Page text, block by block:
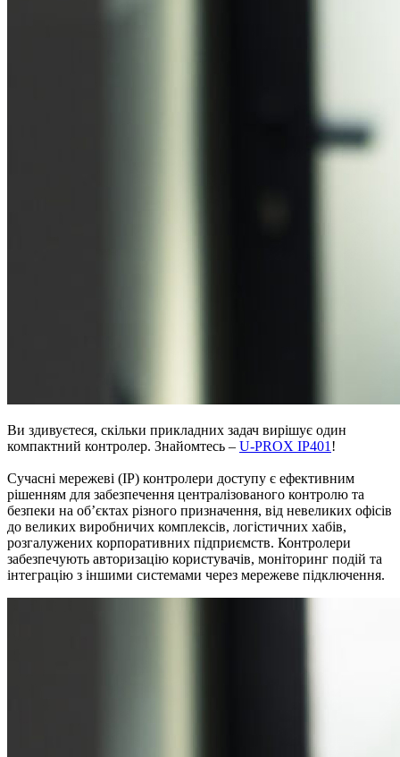
Ви здивуєтеся, скільки прикладних задач вирішує один
компактний контролер. Знайомтесь – U-PROX IP401 !
Сучасні мережеві (IP) контролери доступу є ефективним
рішенням для забезпечення централізованого контролю та
безпеки на об’єктах різного призначення, від невеликих офісів
до великих виробничих комплексів, логістичних хабів,
розгалужених корпоративних підприємств. Контролери
забезпечують авторизацію користувачів, моніторинг подій та
інтеграцію з іншими системами через мережеве підключення.